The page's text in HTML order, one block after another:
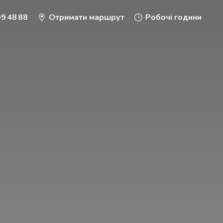
48 88 Отримати маршрут Робочі години